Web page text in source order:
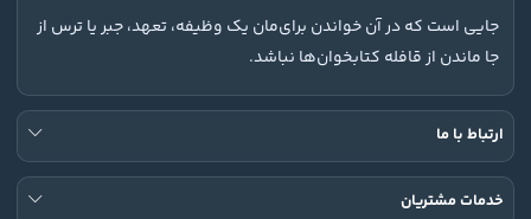
جایی است که در آن خواندن برای‌مان یک وظیفه، تعهد، جبر یا ترس از
جا ماندن از قافله کتابخوان‌ها نباشد.
ارتباط با ما
خدمات مشتریان